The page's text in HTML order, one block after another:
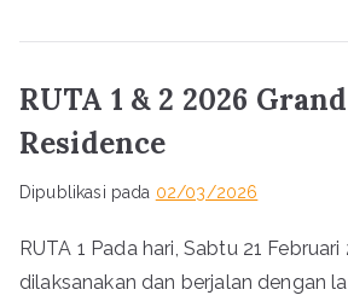
RUTA 1 & 2 2026
Residence
Dipublikasi pada 02/03/2026
RUTA 1 Pada hari, Sabtu 21
dilaksanakan dan berjalan dengan